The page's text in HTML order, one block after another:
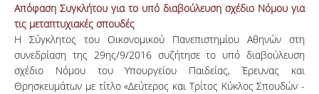
Απόφαση Συγκλήτου για το υπό διαβούλευση σχέδιο Νόμου για
τις μεταπτυχιακές σπουδές
Η Σύγκλητος του Οικονομικού Πανεπιστημίου Αθηνών στη
συνεδρίαση της 29ης/9/2016 συζήτησε το υπό διαβούλευση
σχέδιο Νόμου του Υπουργείου Παιδείας, Έρευνας και
Θρησκευμάτων με τίτλο «Δεύτερος και Τρίτος Κύκλος Σπουδών -